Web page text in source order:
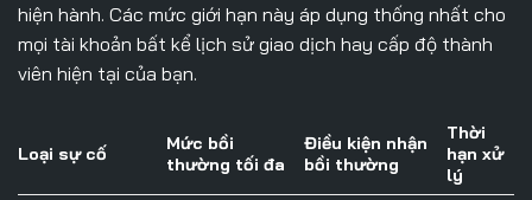
hiện hành. Các mức giới hạn này áp dụng thống nhất cho
mọi tài khoản bất kể lịch sử giao dịch hay cấp độ thành
viên hiện tại của bạn.
Loại sự cố
Mức bồi
thường tối đa
Điều kiện nhận
bồi thường
Thời
hạn xử
lý